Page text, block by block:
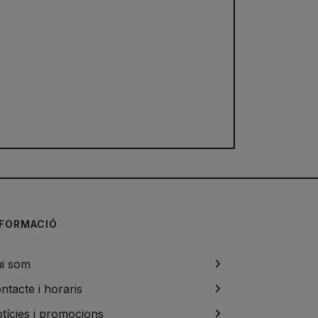
som
i horaris
i promocions